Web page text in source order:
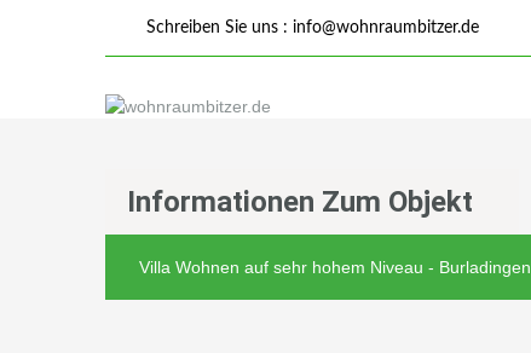
Schreiben Sie uns : info@wohnraumbitzer.de
Informationen Zum Objekt
Villa Wohnen auf sehr hohem Niveau - Burladingen